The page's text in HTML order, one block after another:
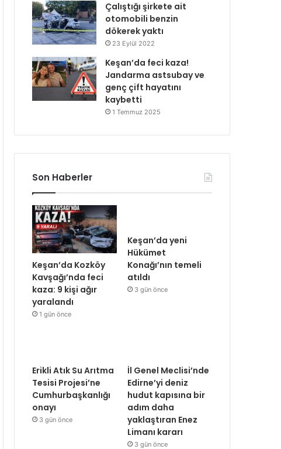
Çalıştığı şirkete ait
otomobili benzin
dökerek yaktı
23 Eylül 2022
Keşan’da feci kaza!
Jandarma astsubay ve
genç çift hayatını
kaybetti
1 Temmuz 2025
Son Haberler
Keşan’da Kozköy
Kavşağı’nda feci
kaza: 9 kişi ağır
yaralandı
1 gün önce
Keşan’da yeni
Hükümet
Konağı’nın temeli
atıldı
3 gün önce
Erikli Atık Su Arıtma
Tesisi Projesi’ne
Cumhurbaşkanlığı
onayı
3 gün önce
İl Genel Meclisi’nde
Edirne’yi deniz
hudut kapısına bir
adım daha
yaklaştıran Enez
Limanı kararı
3 gün önce